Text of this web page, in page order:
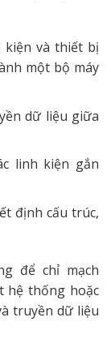
kiện và thiết bị
một bộ máy
dữ liệu giữa
linh kiện gắn
định cấu trúc,
để chỉ mạch
hệ thống hoặc
truyền dữ liệu